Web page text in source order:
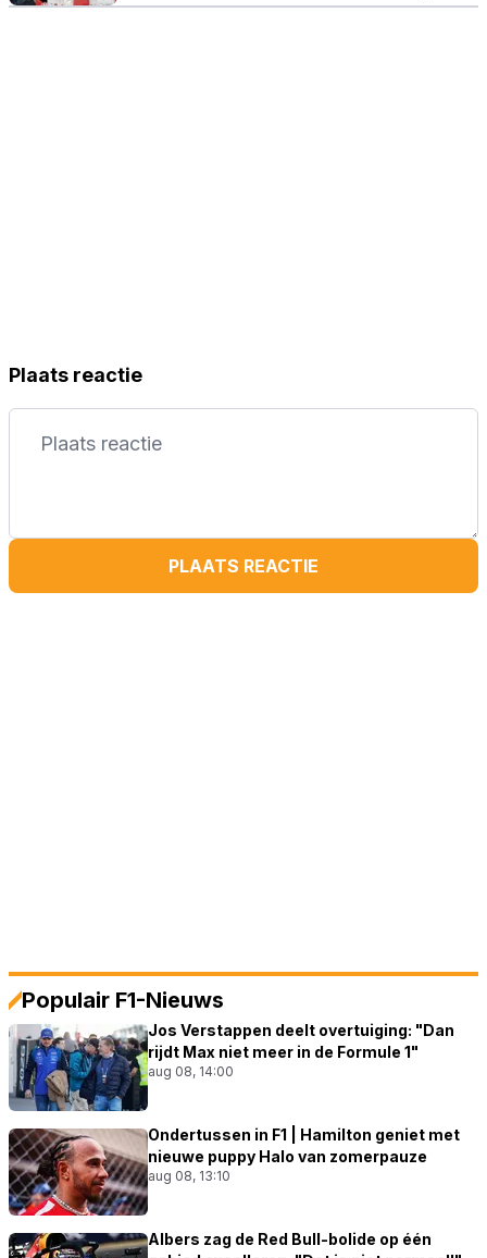
maar een groot probleem!'
Plaats reactie
PLAATS REACTIE
Populair F1-Nieuws
Jos Verstappen deelt overtuiging: "Dan
rijdt Max niet meer in de Formule 1"
aug 08, 14:00
Ondertussen in F1 | Hamilton geniet met
nieuwe puppy Halo van zomerpauze
aug 08, 13:10
Albers zag de Red Bull-bolide op één